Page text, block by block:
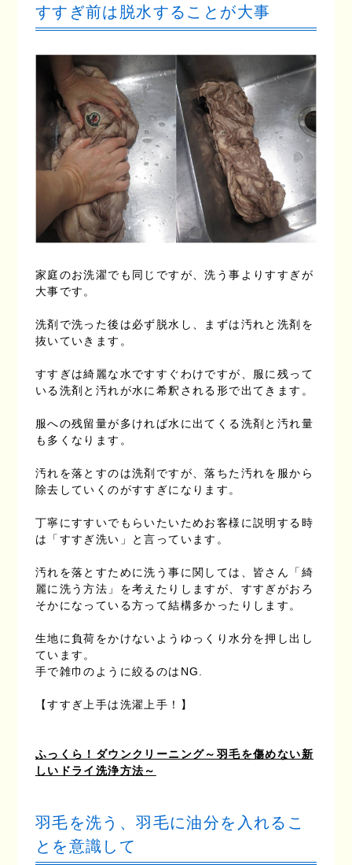
すすぎ前は脱水することが大事
家庭のお洗濯でも同じですが、洗う事よりすすぎが
大事です。
洗剤で洗った後は必ず脱水し、まずは汚れと洗剤を
抜いていきます。
すすぎは綺麗な水ですすぐわけですが、服に残って
いる洗剤と汚れが水に希釈される形で出てきます。
服への残留量が多ければ水に出てくる洗剤と汚れ量
も多くなります。
汚れを落とすのは洗剤ですが、落ちた汚れを服から
除去していくのがすすぎになります。
丁寧にすすいでもらいたいためお客様に説明する時
は「すすぎ洗い」と言っています。
汚れを落とすために洗う事に関しては、皆さん「綺
麗に洗う方法」を考えたりしますが、すすぎがおろ
そかになっている方って結構多かったりします。
生地に負荷をかけないようゆっくり水分を押し出し
ています。
手で雑巾のように絞るのはNG.
【すすぎ上手は洗濯上手！】
ふっくら！ダウンクリーニング～羽毛を傷めない新
しいドライ洗浄方法～
羽毛を洗う、羽毛に油分を入れるこ
とを意識して